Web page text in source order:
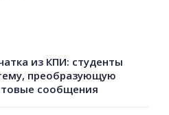
из КПИ: студенты
преобразующую
сообщения